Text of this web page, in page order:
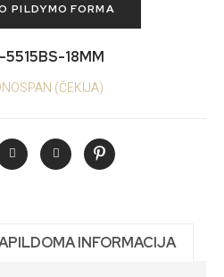
PILDYMO FORMA
5515BS-18MM
(ČEKIJA)
INFORMACIJA